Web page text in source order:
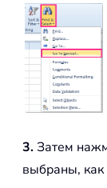
3.Затем
выбраны,